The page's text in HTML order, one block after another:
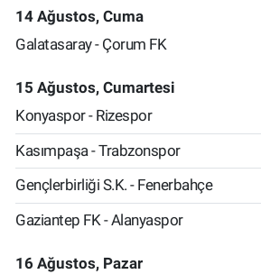
14 Ağustos, Cuma
Galatasaray - Çorum FK
15 Ağustos, Cumartesi
Konyaspor - Rizespor
Kasımpaşa - Trabzonspor
Gençlerbirliği S.K. - Fenerbahçe
Gaziantep FK - Alanyaspor
16 Ağustos, Pazar